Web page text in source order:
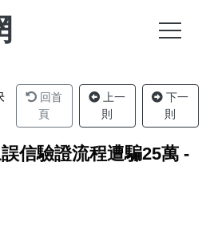
回首
頁
上一
則
下一
則
信驗證流程遭騙25萬 -